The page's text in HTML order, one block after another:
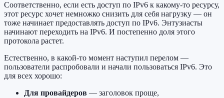
Соответственно, если есть доступ по IPv6 к какому-то ресурсу,
этот ресурс хочет немножко снизить для себя нагрузку — он
тоже начинает предоставлять доступ по IPv6. Энтузиасты
начинают переходить на IPv6. И постепенно доля этого
протокола растет.
Естественно, в какой-то момент наступил перелом —
пользователи распробовали и начали пользоваться IPv6. Это
для всех хорошо:
Для провайдеров — заголовок проще,